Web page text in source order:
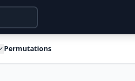
Permutations